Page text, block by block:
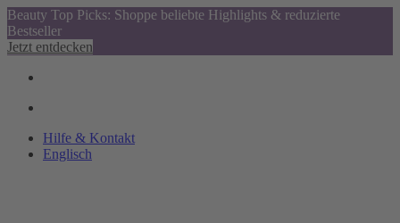
Beauty Top Picks: Shoppe beliebte Highlights & reduzierte
Bestseller
Jetzt entdecken
Hilfe & Kontakt
Englisch